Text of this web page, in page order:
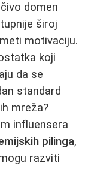
domen
široj
motivaciju.
koji
da se
standard
mreža?
influensera
pilinga,
razviti